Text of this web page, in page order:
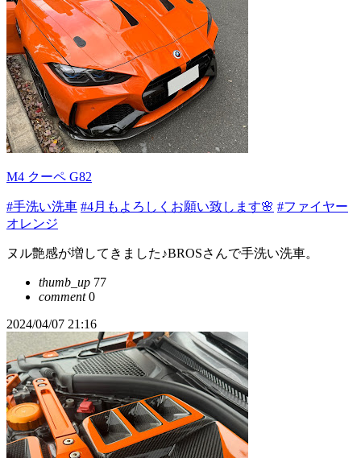
M4 クーペ G82
#手洗い洗車 #4月もよろしくお願い致します🌸 #ファイヤー
オレンジ
ヌル艶感が増してきました♪BROSさんで手洗い洗車。
thumb_up 77
comment0
2024/04/07 21:16